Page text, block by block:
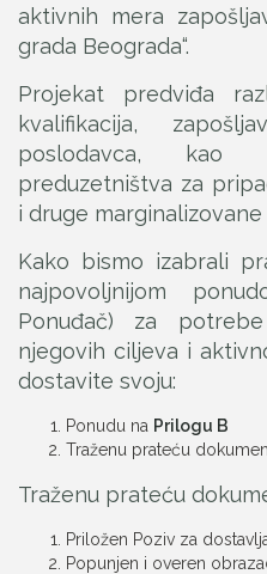
aktivnih mera
grada Beograda“.
Projekat predviđa
kvalifikacija,
poslodavca,
preduzetništva za
i druge marginalizovane
Kako bismo izabrali
najpovoljnijom
Ponuđač) za
njegovih ciljeva i
dostavite svoju:
Ponudu na Prilogu B
Traženu prateću
Traženu prateću
Priložen Poziv za
Popunjen i overen